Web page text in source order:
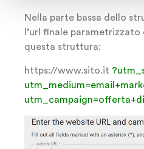
Nella parte bassa dello
l’url finale
questa struttura:
https://www.sito.it